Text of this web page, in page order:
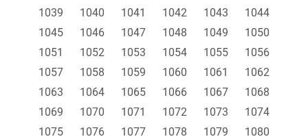
1039
1040 1041 1042 1043
1044
1045
1046 1047 1048 1049
1050
1051
1052 1053 1054 1055
1056
1057
1058 1059 1060 1061
1062
1063
1064 1065 1066 1067
1068
1069
1070 1071 1072 1073
1074
1075
1076 1077 1078 1079
1080